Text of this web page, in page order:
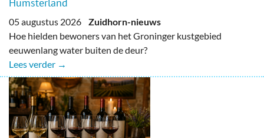
05 augustus 2026 Zuidhorn-nieuws
Hoe hielden bewoners van het Groninger kustgebied
eeuwenlang water buiten de deur?
Lees verder →